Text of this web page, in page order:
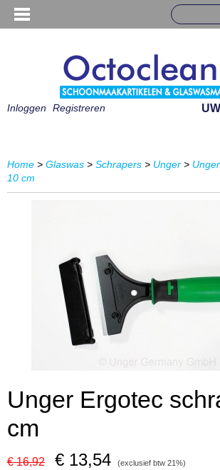
Inloggen Registreren
Home > Glaswas > Schrapers > Unger >
10 cm
Unger Ergotec
cm
€ 16,92 € 13,54 (exclusief btw 21%)